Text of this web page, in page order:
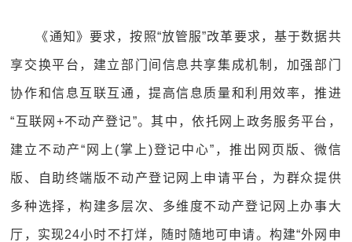
《通知》要求，按照“放管服”改革要求，基于数据共
享交换平台，建立部门间信息共享集成机制，加强部门
协作和信息互联互通，提高信息质量和利用效率，推进
“互联网+不动产登记”。其中，依托网上政务服务平台，
建立不动产“网上(掌上)登记中心”，推出网页版、微信
版、自助终端版不动产登记网上申请平台，为群众提供
多种选择，构建多层次、多维度不动产登记网上办事大
厅，实现24小时不打烊，随时随地可申请。构建“外网申